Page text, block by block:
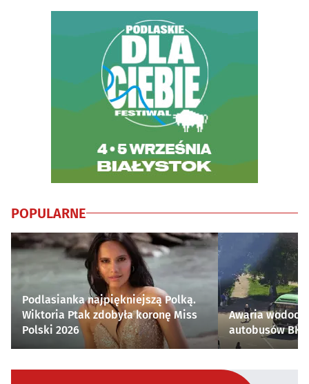
POPULARNE
Podlasianka najpiękniejszą Polką.
Wiktoria Ptak zdobyła koronę Miss
Polski 2026
Awaria
autobusów